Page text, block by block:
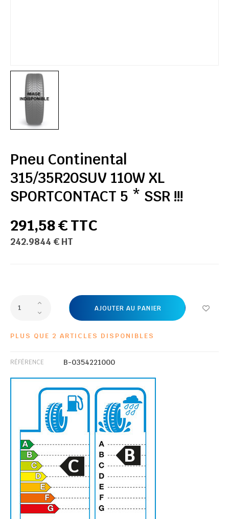
Pneu Continental
315/35R20SUV 110W XL
SPORTCONTACT 5 * SSR !!!
291,58 € TTC
242.9844 € HT
AJOUTER AU PANIER
PLUS QUE 2 ARTICLES DISPONIBLES
RÉFÉRENCE B-0354221000
C B